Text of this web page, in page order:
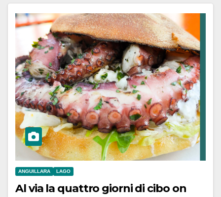
ANGUILLARA LAGO
Al via la quattro giorni di cibo on